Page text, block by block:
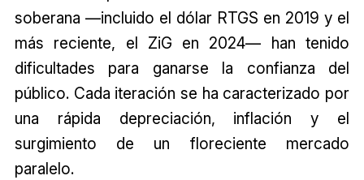
soberana —incluido el dólar RTGS en 2019 y el
más reciente, el ZiG en 2024— han tenido
dificultades para ganarse la confianza del
público. Cada iteración se ha caracterizado por
una rápida depreciación, inflación y el
surgimiento de un floreciente mercado
paralelo.